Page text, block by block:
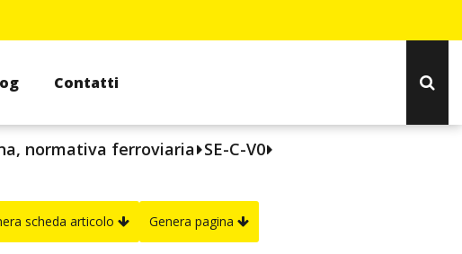
Contatti
normativa ferroviaria SE-C-V0
scheda articolo Genera pagina